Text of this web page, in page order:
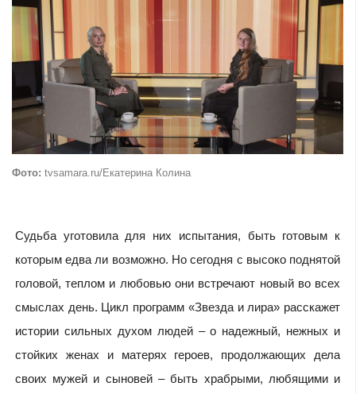
Фото: tvsamara.ru/Екатерина Колина
Судьба уготовила для них испытания, быть готовым к
которым едва ли возможно. Но сегодня с высоко поднятой
головой, теплом и любовью они встречают новый во всех
смыслах день. Цикл программ «Звезда и лира» расскажет
истории сильных духом людей – о надежный, нежных и
стойких женах и матерях героев, продолжающих дела
своих мужей и сыновей – быть храбрыми, любящими и